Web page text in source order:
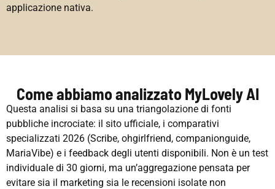
applicazione nativa.
Come abbiamo analizzato MyLovely AI
Questa analisi si basa su una triangolazione di fonti
pubbliche incrociate: il sito ufficiale, i comparativi
specializzati 2026 (Scribe, ohgirlfriend, companionguide,
MariaVibe) e i feedback degli utenti disponibili. Non è un test
individuale di 30 giorni, ma un’aggregazione pensata per
evitare sia il marketing sia le recensioni isolate non